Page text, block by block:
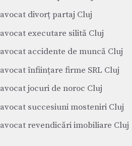
avocat divorț partaj Cluj
avocat executare silită Cluj
avocat accidente de muncă Cluj
avocat înființare firme SRL Cluj
avocat jocuri de noroc Cluj
avocat succesiuni mosteniri Cluj
avocat revendicări imobiliare Cluj